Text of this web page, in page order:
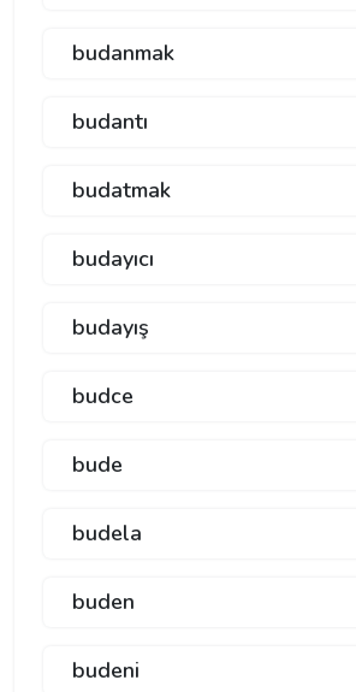
budanmak
budantı
budatmak
budayıcı
budayış
budce
bude
budela
buden
budeni